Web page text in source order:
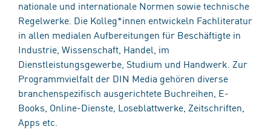
nationale und internationale Normen sowie technische
Regelwerke. Die Kolleg*innen entwickeln Fachliteratur
in allen medialen Aufbereitungen für Beschäftigte in
Industrie, Wissenschaft, Handel, im
Dienstleistungsgewerbe, Studium und Handwerk. Zur
Programmvielfalt der DIN Media gehören diverse
branchenspezifisch ausgerichtete Buchreihen, E-
Books, Online-Dienste, Loseblattwerke, Zeitschriften,
Apps etc.